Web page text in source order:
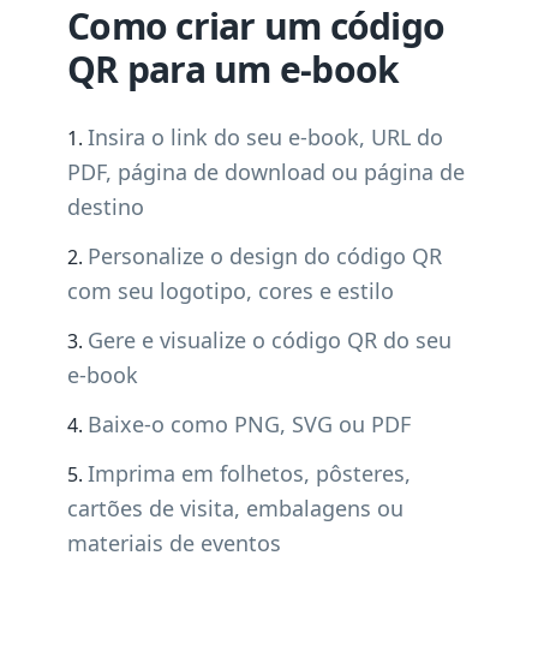
Como criar um código
QR para um e-book
Insira o link do seu e-book, URL do
PDF, página de download ou página de
destino
Personalize o design do código QR
com seu logotipo, cores e estilo
Gere e visualize o código QR do seu
e-book
Baixe-o como PNG, SVG ou PDF
Imprima em folhetos, pôsteres,
cartões de visita, embalagens ou
materiais de eventos